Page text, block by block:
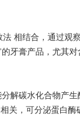
相结合，通过观
牙膏产品，尤其
分解碳水化合物产
关，可分泌蛋白酶